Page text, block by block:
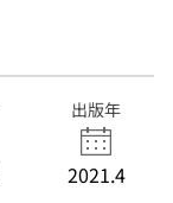
出版年
2021.4